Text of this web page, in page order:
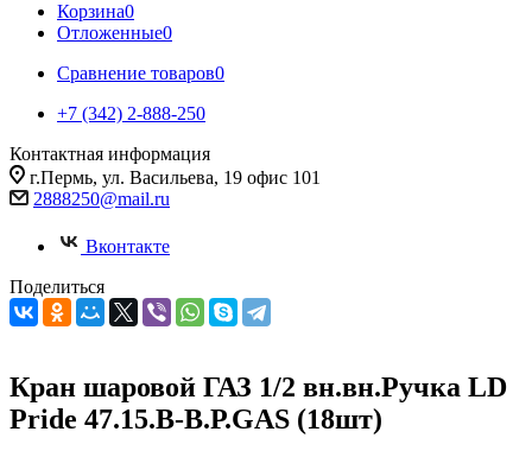
Корзина0
Отложенные0
Сравнение товаров0
+7 (342) 2-888-250
Контактная информация
г.Пермь, ул. Васильева, 19 офис 101
2888250@mail.ru
Вконтакте
Поделиться
Кран шаровой ГАЗ 1/2 вн.вн.Ручка LD
Pride 47.15.B-В.Р.GAS (18шт)